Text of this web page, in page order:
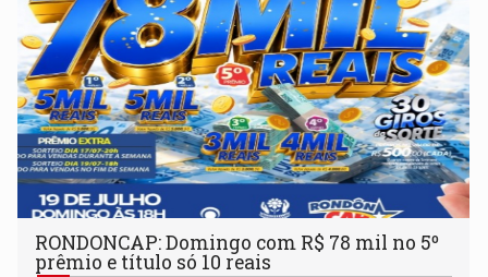
RONDONCAP: Domingo com R$ 78 mil no 5º
prêmio e título só 10 reais